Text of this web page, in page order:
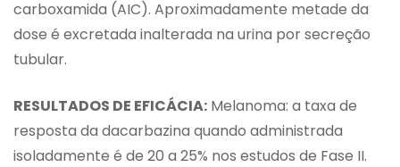
carboxamida (AIC). Aproximadamente metade da
dose é excretada inalterada na urina por secreção
tubular.
RESULTADOS DE EFICÁCIA: Melanoma: a taxa de
resposta da dacarbazina quando administrada
isoladamente é de 20 a 25% nos estudos de Fase II.